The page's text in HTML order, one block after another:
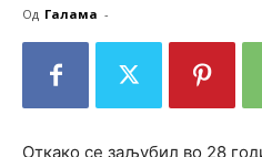
Од Галама -
Откако се заљубил во 28